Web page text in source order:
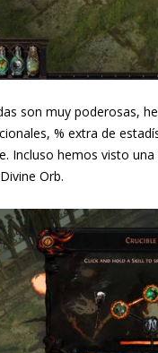
son muy poderosas,
% extra de
Incluso hemos visto
Orb.